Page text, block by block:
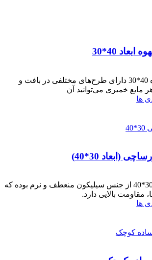
40*30
ریلف مت طرح قهوه 40*30 دارای طرح‌های مختلفی در بافت و
خمیری می‌توانید آن
ها
(ابعاد 30*40)
ریلف مت ورساچی 30*40 از جنس سیلیکون منعطف و نرم بوده که
مقاومت بالایی دارد.
ها